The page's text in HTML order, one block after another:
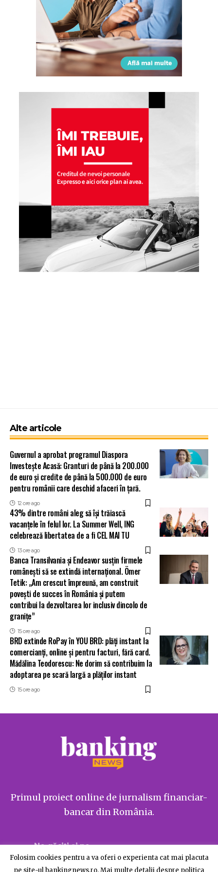
Alte articole
Guvernul a aprobat programul Diaspora
Investește Acasă: Granturi de până la 200.000
de euro și credite de până la 500.000 de euro
pentru românii care deschid afaceri în țară.
12 ore ago
43% dintre români aleg să își trăiască
vacanțele în felul lor. La Summer Well, ING
celebrează libertatea de a fi CEL MAI TU
13 ore ago
Banca Transilvania și Endeavor susțin firmele
românești să se extindă internațional. Ömer
Tetik: „Am crescut împreună, am construit
povești de succes în România și putem
contribui la dezvoltarea lor inclusiv dincolo de
granițe”
15 ore ago
BRD extinde RoPay în YOU BRD: plăți instant la
comercianți, online și pentru facturi, fără card.
Mădălina Teodorescu: Ne dorim să contribuim la
adoptarea pe scară largă a plăților instant
15 ore ago
Primul proiect online de jurnalism financiar-
bancar din România.
Ne găsiți și pe
Folosim cookies pentru a va oferi o experienta cat mai placuta